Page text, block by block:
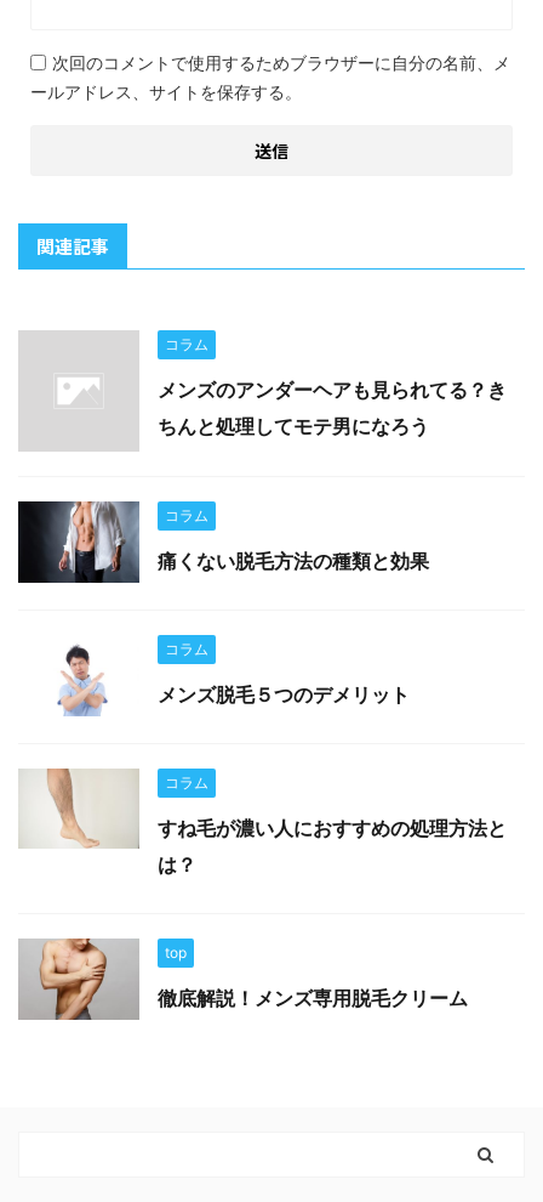
次回のコメントで使用するためブラウザーに自分の名前、メ
ールアドレス、サイトを保存する。
関連記事
コラム
メンズのアンダーヘアも見られてる？き
ちんと処理してモテ男になろう
コラム
痛くない脱毛方法の種類と効果
コラム
メンズ脱毛５つのデメリット
コラム
すね毛が濃い人におすすめの処理方法と
は？
top
徹底解説！メンズ専用脱毛クリーム